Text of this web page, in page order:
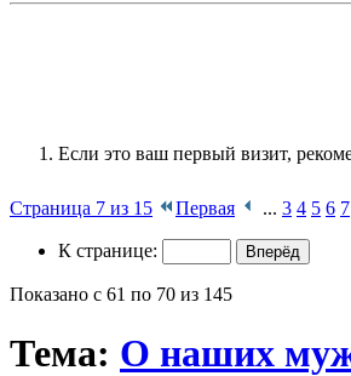
Если это ваш первый визит,
Страница 7 из 15 Первая ... 3 4 5 6 7
К странице:
Показано с 61 по 70 из 145
Тема: О наших